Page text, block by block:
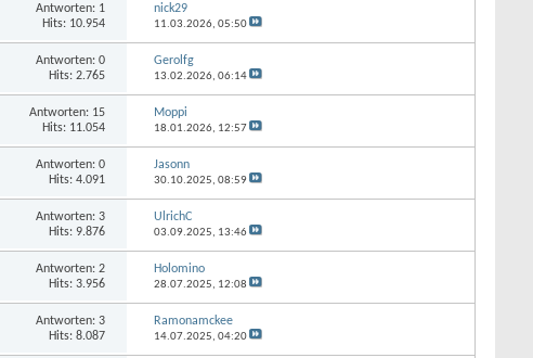
Antworten: 1
Hits: 10.954
nick29
11.03.2026, 05:50
Antworten: 0
Hits: 2.765
Gerolfg
13.02.2026, 06:14
Antworten: 15
Hits: 11.054
Moppi
18.01.2026, 12:57
Antworten: 0
Hits: 4.091
Jasonn
30.10.2025, 08:59
Antworten: 3
Hits: 9.876
UlrichC
03.09.2025, 13:46
Antworten: 2
Hits: 3.956
Holomino
28.07.2025, 12:08
Antworten: 3
Hits: 8.087
Ramonamckee
14.07.2025, 04:20